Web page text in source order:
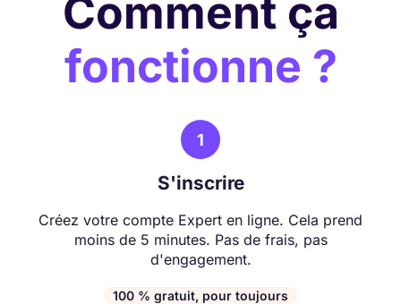
Comment ça
fonctionne ?
1
S'inscrire
Créez votre compte Expert en ligne. Cela prend
moins de 5 minutes. Pas de frais, pas
d'engagement.
100 % gratuit, pour toujours